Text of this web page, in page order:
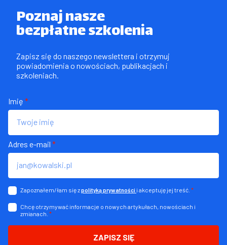
Poznaj nasze
bezpłatne szkolenia
Zapisz się do naszego newslettera i otrzymuj
powiadomienia o nowościach, publikacjach i
szkoleniach.
Imię *
Adres e-mail *
Zapoznałem/łam się zpolityką prywatności i akceptuję jej treść. *
Chcę otrzymywać informacje o nowych artykułach, nowościach i
zmianach. *
ZAPISZ SIĘ